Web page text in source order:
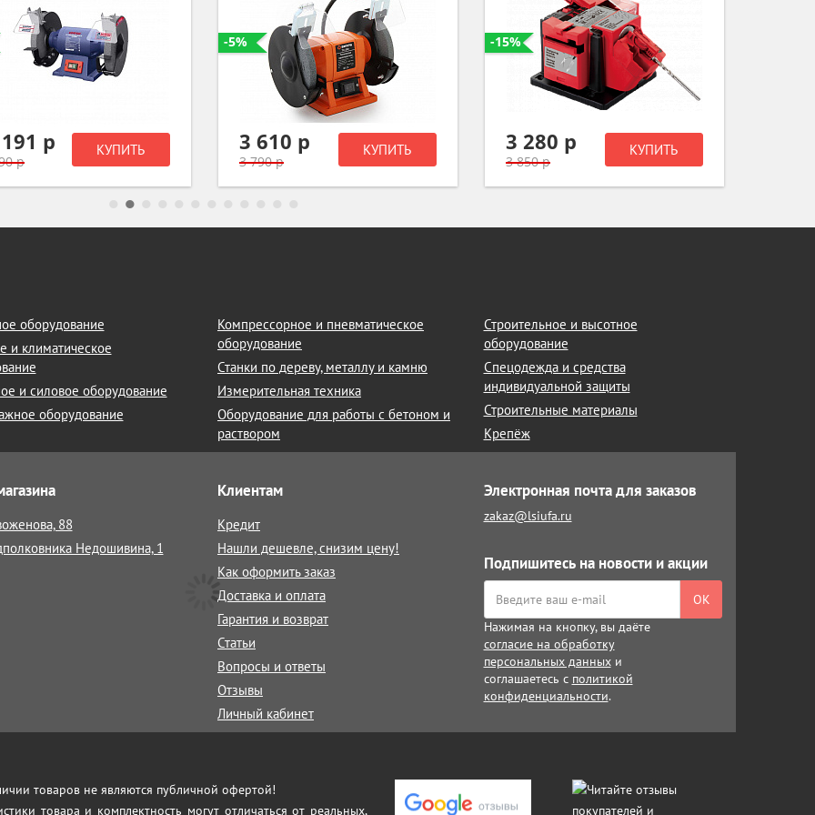
р
р
КУПИТЬ
-5%
3 610 р
3 790 р
КУПИТЬ
-15%
3 280 р
3 850 р
КУПИТЬ
оборудование
и климатическое
и силовое оборудование
оборудование
Компрессорное и пневматическое
оборудование
Станки по дереву, металлу и камню
Измерительная техника
Оборудование для работы с бетоном и
раствором
Строительное и высотное
оборудование
Спецодежда и средства
индивидуальной защиты
Строительные материалы
Крепёж
88
Недошивина, 1
Клиентам
Кредит
Нашли дешевле, снизим цену!
Как оформить заказ
Доставка и оплата
Гарантия и возврат
Статьи
Вопросы и ответы
Отзывы
Личный кабинет
Электронная почта для заказов
zakaz@lsiufa.ru
Подпишитесь на новости и акции
ОК
Нажимая на кнопку, вы даёте
согласие на обработку
персональных данныхи
соглашаетесь с политикой
конфиденциальности.
товаров не являются публичной офертой!
товара и комплектность могут отличаться от реальных,